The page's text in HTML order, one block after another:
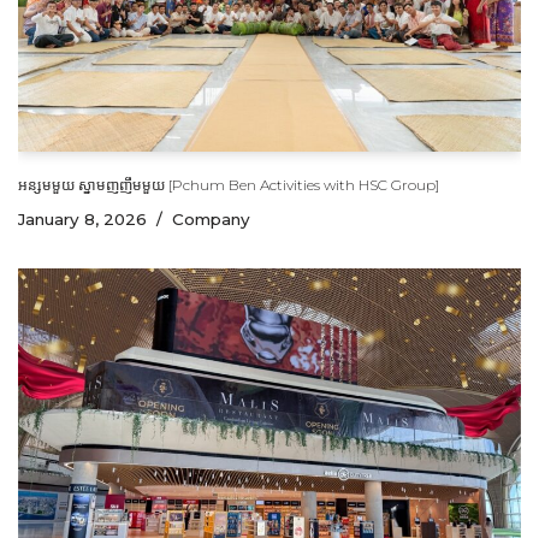
អន្សមមួយ ស្នាមញញឹមមួយ [Pchum Ben Activities with HSC Group]
January 8, 2026 Company